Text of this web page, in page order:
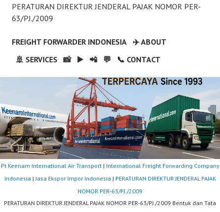
PERATURAN DIREKTUR JENDERAL PAJAK NOMOR PER-
63/PJ./2009
FREIGHT FORWARDER INDONESIA
✈️ ABOUT
🚢 SERVICES
📸 ▶️ 📲 💬 📞 CONTACT
Pt Keenam International Air Transport| International Freight Forwarding Company
Indonesia | Jasa Ekspor Impor Indonesia | PERATURAN DIREKTUR JENDERAL PAJAK
NOMOR PER-63/PJ./2009
PERATURAN DIREKTUR JENDERAL PAJAK NOMOR PER-63/PJ./2009 Bentuk dan Tata